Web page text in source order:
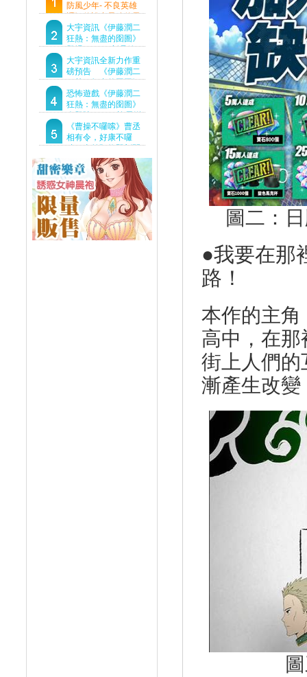
防風少年- 不良英雄
譚》傳說中最強的男
人現身！即將顛覆風
鈴高中！
大宇資訊《伊藤潤二
狂熱：無盡的囹圄》
登場 Steam 新品節
首支預告片及遊戲
Demo重磅釋出
大宇資訊全新力作重
磅預告 《伊藤潤二
狂熱：無盡的囹圄》
驚悚亮相 ！伊藤潤二
恐怖世界首度進軍
Steam
恐怖遊戲《伊藤潤二
狂熱：無盡的囹圄》
今登陸Steam 詭異洋
樓開啟 同步釋出最新
預告片
《曹操不囉嗦》曹丞
相有令，好康不囉
嗦！事前預約即刻開
圖二：
●我要在那
路！
本作的主角
高中，在
街上人們
漸產生改